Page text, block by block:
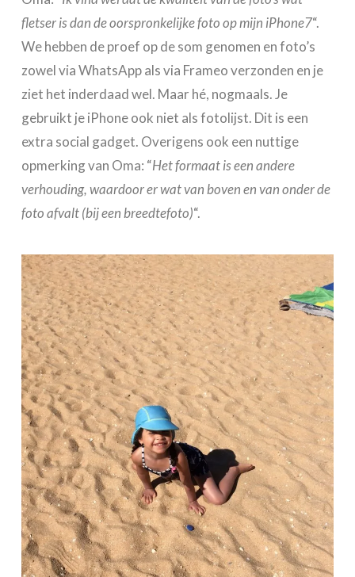
fletser is dan de oorspronkelijke foto op mijn iPhone7“.
We hebben de proef op de som genomen en foto’s
zowel via WhatsApp als via Frameo verzonden en je
ziet het inderdaad wel. Maar hé, nogmaals. Je
gebruikt je iPhone ook niet als fotolijst. Dit is een
extra social gadget. Overigens ook een nuttige
opmerking van Oma: “Het formaat is een andere
verhouding, waardoor er wat van boven en van onder de
foto afvalt (bij een breedtefoto)“.